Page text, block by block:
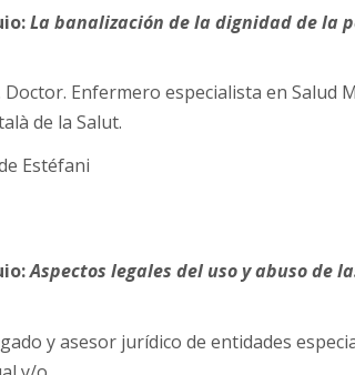
La banalización de la dignidad de la
Enfermero especialista en Salud
de la Salut.
Estéfani
Aspectos legales del uso y abuso de
y asesor jurídico de entidades